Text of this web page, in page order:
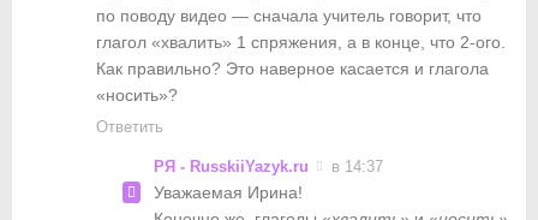
по поводу видео — сначала учитель говорит, что
глагол «хвалить» 1 спряжения, а в конце, что 2-ого.
Как правильно? Это наверное касается и глагола
«носить»?
Ответить
РЯ - RusskiiYazyk.ru в 14:37
Уважаемая Ирина!